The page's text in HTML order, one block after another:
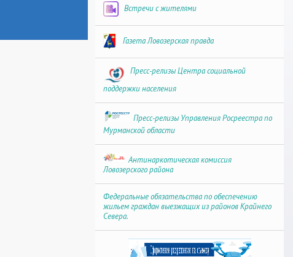
Встречи с жителями
Газета Ловозерская правда
Пресс-релизы Центра социальной
поддержки населения
Пресс-релизы Управления Росреестра по
Мурманской области
Антинаркотическая комиссия
Ловозерского района
Федеральные обязательства по обеспечению
жильем граждан выезжащих из районов Крайнего
Севера.